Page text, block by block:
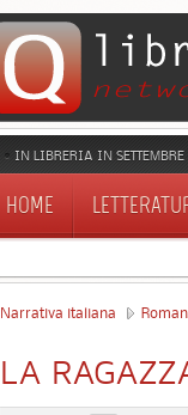
IN LIBRERIA IN SETTEMBRE
HOME
Narrativa italiana
LA